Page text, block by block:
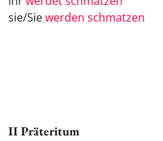
sie/Siewerden schmatzen
II Präteritum